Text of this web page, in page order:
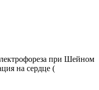
при Шейном
на сердце (